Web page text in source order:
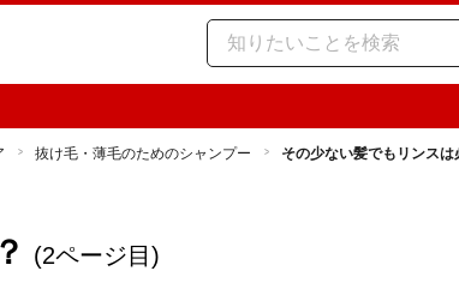
抜け毛・薄毛のためのシャンプー その少ない髪でもリンスは
(2ページ目)